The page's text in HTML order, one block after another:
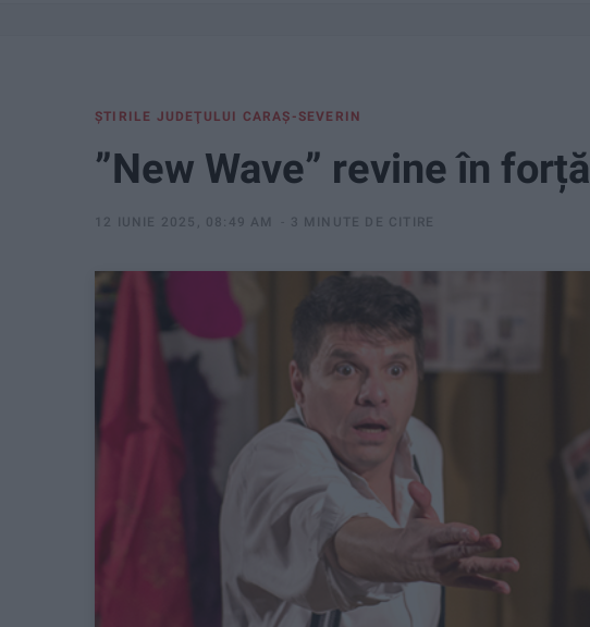
ŞTIRILE JUDEŢULUI CARAŞ-SEVERIN
”New Wave” revine în forță
12 IUNIE 2025, 08:49 AM 3 MINUTE DE CITIRE